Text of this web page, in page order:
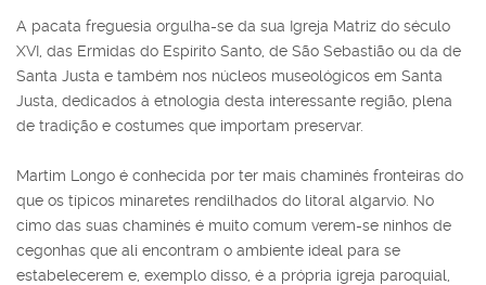
A pacata freguesia orgulha-se da sua Igreja Matriz do século
XVI, das Ermidas do Espírito Santo, de São Sebastião ou da de
Santa Justa e também nos núcleos museológicos em Santa
Justa, dedicados à etnologia desta interessante região, plena
de tradição e costumes que importam preservar.
Martim Longo é conhecida por ter mais chaminés fronteiras do
que os típicos minaretes rendilhados do litoral algarvio. No
cimo das suas chaminés é muito comum verem-se ninhos de
cegonhas que ali encontram o ambiente ideal para se
estabelecerem e, exemplo disso, é a própria igreja paroquial,